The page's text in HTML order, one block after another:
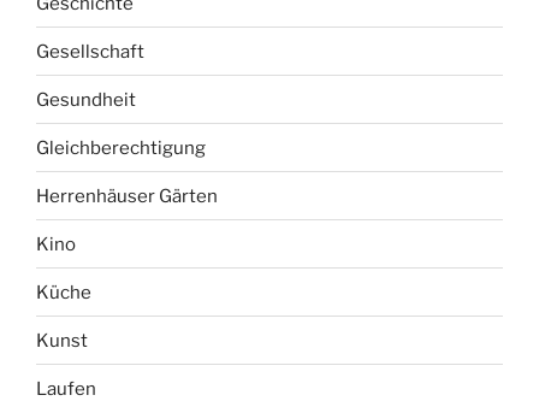
Gesellschaft
Gesundheit
Gleichberechtigung
Herrenhäuser Gärten
Kino
Küche
Kunst
Laufen